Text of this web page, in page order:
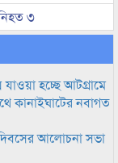
৩
হচ্ছে আটগ্রামে
কানাইঘাটের নবাগত
আলোচনা সভা